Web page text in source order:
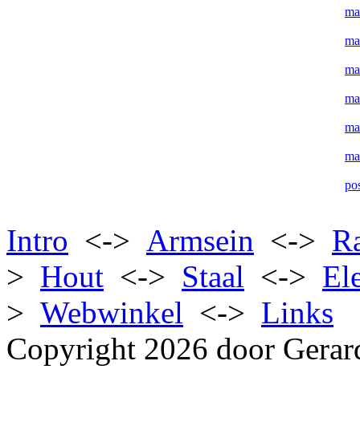
Intro <-> Armsein <->
> Hout <-> Staal <->
> Webwinkel <-> Links
Copyright 2026 door